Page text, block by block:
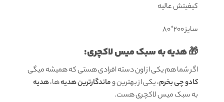
کیفیتش عالیه
سایز ۲۰۰*۸۰
🎁 هدیه به سبک میس لاکچری:
اگر شما هم یکی از اون دسته افرادی هستی که همیشه میگی
کادو چی بخرم، یکی از بهترین وماندگارترین هدیهها،هدیه
به سبک میس لاکچری هست.